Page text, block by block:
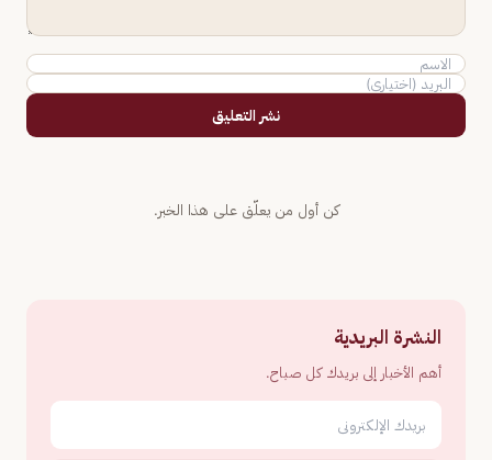
نشر التعليق
كن أول من يعلّق على هذا الخبر.
النشرة البريدية
أهم الأخبار إلى بريدك كل صباح.